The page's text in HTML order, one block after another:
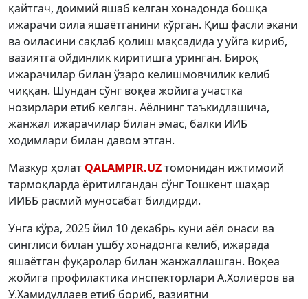
қайтгач, доимий яшаб келган хонадонда бошқа
ижарачи оила яшаётганини кўрган. Қиш фасли экани
ва оиласини сақлаб қолиш мақсадида у уйга кириб,
вазиятга ойдинлик киритишга уринган. Бироқ
ижарачилар билан ўзаро келишмовчилик келиб
чиққан. Шундан сўнг воқеа жойига участка
нозирлари етиб келган. Аёлнинг таъкидлашича,
жанжал ижарачилар билан эмас, балки ИИБ
ходимлари билан давом этган.
Мазкур ҳолат QALAMPIR.UZтомонидан ижтимоий
тармоқларда ёритилгандан сўнг Тошкент шаҳар
ИИББ расмий муносабат билдирди.
Унга кўра, 2025 йил 10 декабрь куни аёл онаси ва
синглиси билан ушбу хонадонга келиб, ижарада
яшаётган фуқаролар билан жанжаллашган. Воқеа
жойига профилактика инспекторлари А.Холиёров ва
У.Хамидуллаев етиб бориб, вазиятни